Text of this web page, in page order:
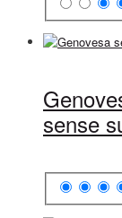
sense